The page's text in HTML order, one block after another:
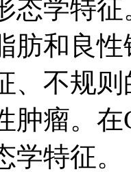
态学特
肪和良
、不规
肿瘤。
特征。